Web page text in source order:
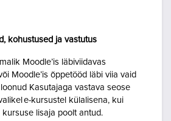
kohustused ja vastutus
Moodle’is läbiviidavas
Moodle’is õppetööd läbi viia vaid
Kasutajaga vastava seose
e-kursustel külalisena, kui
lisaja poolt antud.